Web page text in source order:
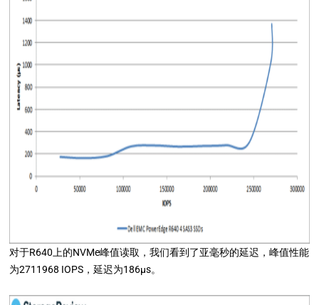
对于R640上的NVMe峰值读取，我们看到了亚毫秒的延迟，峰值性能
为2711968 IOPS，延迟为186μs。